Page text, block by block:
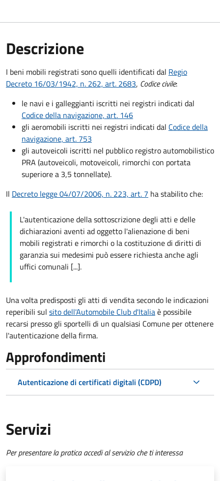
Descrizione
I beni mobili registrati sono quelli identificati dal Regio
Decreto 16/03/1942, n. 262, art. 2683, Codice civile:
le navi e i galleggianti iscritti nei registri indicati dal
Codice della navigazione, art. 146
gli aeromobili iscritti nei registri indicati dal Codice della
navigazione, art. 753
gli autoveicoli iscritti nel pubblico registro automobilistico
PRA (autoveicoli, motoveicoli, rimorchi con portata
superiore a 3,5 tonnellate).
Il Decreto legge 04/07/2006, n. 223, art. 7 ha stabilito che:
L'autenticazione della sottoscrizione degli atti e delle
dichiarazioni aventi ad oggetto l'alienazione di beni
mobili registrati e rimorchi o la costituzione di diritti di
garanzia sui medesimi può essere richiesta anche agli
uffici comunali [...].
Una volta predisposti gli atti di vendita secondo le indicazioni
reperibili sul sito dell'Automobile Club d'Italiaè possibile
recarsi presso gli sportelli di un qualsiasi Comune per ottenere
l'autenticazione della firma.
Approfondimenti
Autenticazione di certificati digitali (CDPD)
Servizi
Per presentare la pratica accedi al servizio che ti interessa